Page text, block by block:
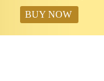
BUY NOW